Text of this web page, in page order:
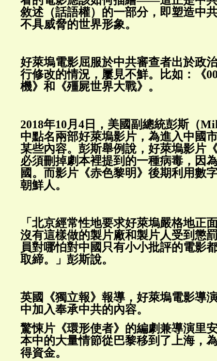
敘述（話語權）的一部分，即塑造中
不具威脅的世界形象。
好萊塢電影屈服於中共審查者出於政
行修改的情況，屢見不鮮。比如：《
機》和《殭屍世界大戰》。
2018年10月4日，美國副總統彭斯（
中點名兩部好萊塢影片，為進入中國
某些內容。彭斯舉例說，好萊塢影片
必須刪掉劇本裡提到的一種病毒，因
國。而影片《赤色黎明》後期利用數
朝鮮人。
「北京經常性地要求好萊塢嚴格地正
沒有這樣做的製片廠和製片人受到懲
員對哪怕對中國只有小小批評的電影
取締。」彭斯說。
英國《獨立報》報導，好萊塢電影導
中加入奉承中共的內容。
驚悚片《環形使者》的編劇兼導演里
本中的大量情節從巴黎移到了上海，
得資金。